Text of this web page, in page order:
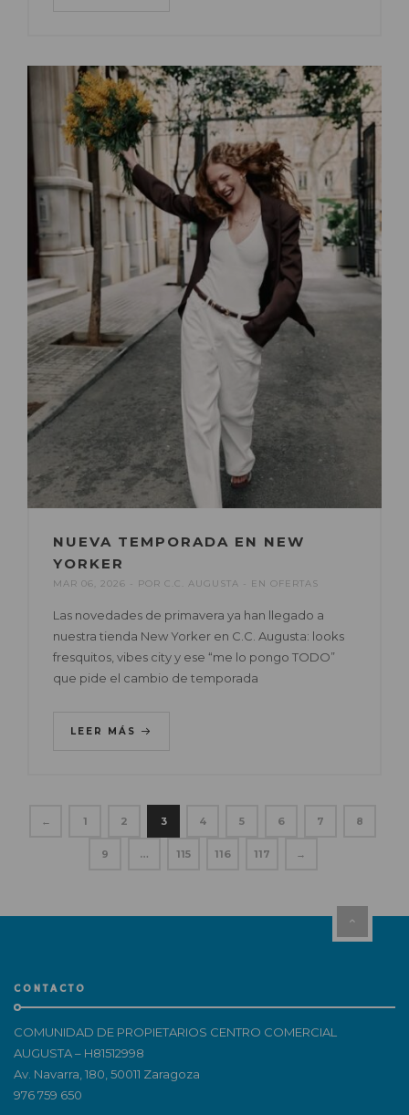
NUEVA TEMPORADA EN NEW
YORKER
MAR 06, 2026 POR C.C. AUGUSTA EN OFERTAS
Las novedades de primavera ya han llegado a
nuestra tienda New Yorker en C.C. Augusta: looks
fresquitos, vibes city y ese “me lo pongo TODO”
que pide el cambio de temporada
LEER MÁS
← 1 2 3 4 5 6 7 8
9 … 115 116 117 →
CONTACTO
COMUNIDAD DE PROPIETARIOS CENTRO COMERCIAL
AUGUSTA – H81512998
Av. Navarra, 180, 50011 Zaragoza
976 759 650